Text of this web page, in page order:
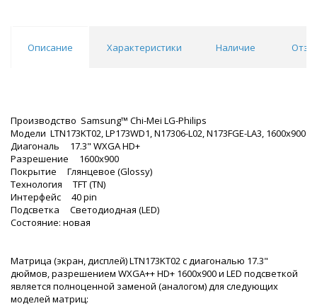
Описание Характеристики Наличие
Производство Samsung™ Chi-Mei LG-Philips
Модели LTN173KT02, LP173WD1, N17306-L02, N173FGE-LA3, 1600x900
Диагональ 17.3" WXGA HD+
Разрешение 1600x900
Покрытие Глянцевое (Glossy)
Технология TFT (TN)
Интерфейс 40 pin
Подсветка Светодиодная (LED)
Состояние: новая
Матрица (экран, дисплей) LTN173KT02 с диагональю 17.3"
дюймов, разрешением WXGA++ HD+ 1600x900 и LED подсветкой
является полноценной заменой (аналогом) для следующих
моделей матриц: